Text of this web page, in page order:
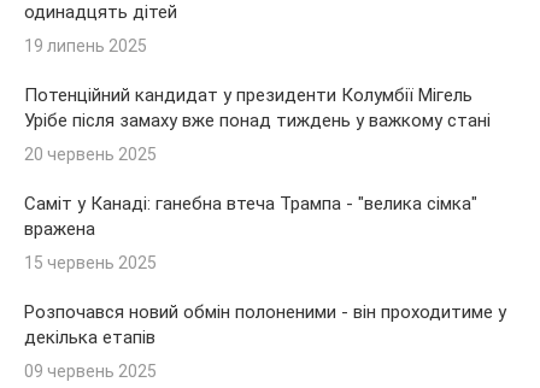
одинадцять дітей
19 липень 2025
Потенційний кандидат у президенти Колумбії Мігель
Урібе після замаху вже понад тиждень у важкому стані
20 червень 2025
Саміт у Канаді: ганебна втеча Трампа - "велика сімка"
вражена
15 червень 2025
Розпочався новий обмін полоненими - він проходитиме у
декілька етапів
09 червень 2025